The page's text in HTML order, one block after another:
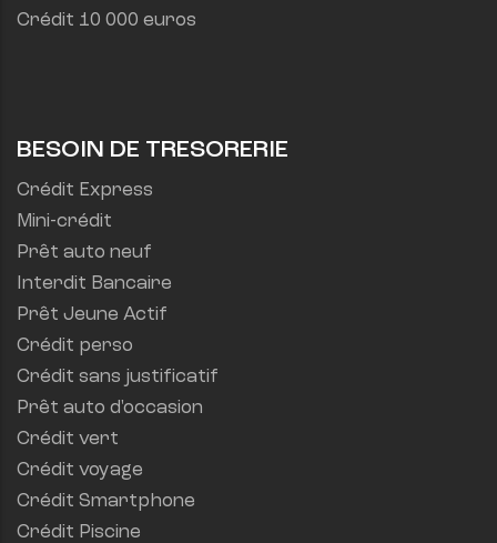
Crédit 10 000 euros
BESOIN DE TRESORERIE
Crédit Express
Mini-crédit
Prêt auto neuf
Interdit Bancaire
Prêt Jeune Actif
Crédit perso
Crédit sans justificatif
Prêt auto d'occasion
Crédit vert
Crédit voyage
Crédit Smartphone
Crédit Piscine